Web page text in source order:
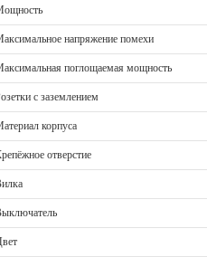
напряжение помехи
поглощаемая мощность
с заземлением
корпуса
отверстие